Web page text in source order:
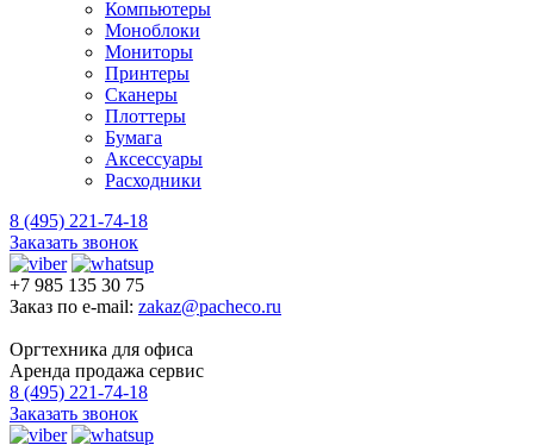
Компьютеры
Моноблоки
Мониторы
Принтеры
Сканеры
Плоттеры
Бумага
Аксессуары
Расходники
8 (495) 221-74-18
Заказать звонок
+7 985 135 30 75
Заказ по e-mail: zakaz@pacheco.ru
Оргтехника для офиса
Аренда продажа сервис
8 (495) 221-74-18
Заказать звонок